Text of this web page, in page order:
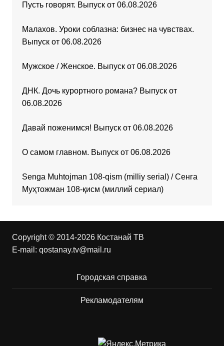
Пусть говорят. Выпуск от 06.08.2026
Малахов. Уроки соблазна: бизнес на чувствах.
Выпуск от 06.08.2026
Мужское / Женское. Выпуск от 06.08.2026
ДНК. Дочь курортного романа? Выпуск от
06.08.2026
Давай поженимся! Выпуск от 06.08.2026
О самом главном. Выпуск от 06.08.2026
Senga Muhtojman 108-qism (milliy serial) / Сенга
Муҳтожман 108-қисм (миллий сериал)
Copyright © 2014-2026 Костанай ТВ
E-mail: qostanay.tv@mail.ru
Городская справка
Рекламодателям